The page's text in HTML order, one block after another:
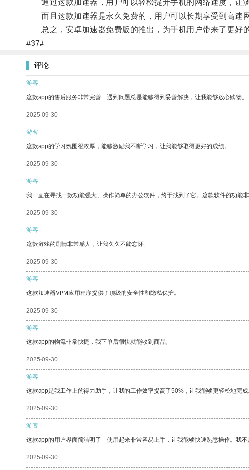
通过这款加速器，用户可以轻松提升手机的网络速度，让浏
而且这款加速器是永久免费的，用户可以长期享受到高速网
总之，安卓加速器免费版的推出，为手机用户带来了更好
#37#
评论
游客
这款app的售后服务非常完善，遇到问题总是能够得到妥善解决，让我能够放心购物。
2025-09-30
游客
这款app的学习氛围很浓厚，能够激励我不断学习，让我能够取得更好的成绩。
2025-09-30
游客
我一直在寻找一款功能强大、操作简单的办公软件，终于找到了它。这款软件的功能
2025-09-30
游客
这款游戏的剧情非常感人，让我久久不能忘怀。
2025-09-30
游客
这款加速器VPM应用程序提供了顶级的安全性和隐私保护。
2025-09-30
游客
这款app的物流非常快捷，我下单后很快就能收到商品。
2025-09-30
游客
这款app是我工作上的得力助手，让我的工作效率提高了50%，让我能够更轻松地完成
2025-09-30
游客
这款app的用户界面简洁明了，使用起来非常容易上手，让我能够快速熟悉操作。我不
2025-09-30